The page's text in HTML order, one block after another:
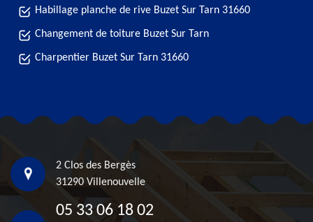
Habillage planche de rive Buzet Sur Tarn 31660
Changement de toiture Buzet Sur Tarn
Charpentier Buzet Sur Tarn 31660
2 Clos des Bergès
31290 Villenouvelle
05 33 06 18 02